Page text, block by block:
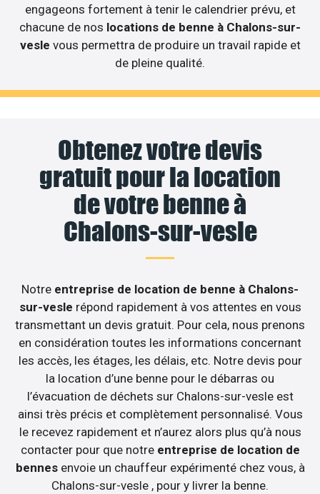
engageons fortement à tenir le calendrier prévu, et
chacune de nos locations de benne à Chalons-sur-
vesle vous permettra de produire un travail rapide et
de pleine qualité.
Obtenez votre devis
gratuit pour la location
de votre benne à
Chalons-sur-vesle
Notre entreprise de location de benne à Chalons-
sur-vesle répond rapidement à vos attentes en vous
transmettant un devis gratuit. Pour cela, nous prenons
en considération toutes les informations concernant
les accès, les étages, les délais, etc. Notre devis pour
la location d’une benne pour le débarras ou
l’évacuation de déchets sur Chalons-sur-vesle est
ainsi très précis et complètement personnalisé. Vous
le recevez rapidement et n’aurez alors plus qu’à nous
contacter pour que notre entreprise de location de
bennesenvoie un chauffeur expérimenté chez vous, à
Chalons-sur-vesle , pour y livrer la benne.